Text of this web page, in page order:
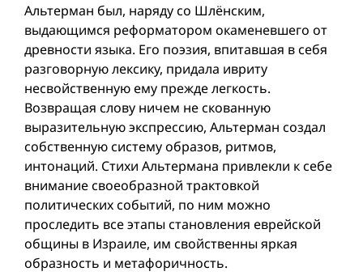
Альтерман был, наряду со Шлёнским,
выдающимся реформатором окаменевшего от
древности языка. Его поэзия, впитавшая в себя
разговорную лексику, придала ивриту
несвойственную ему прежде легкость.
Возвращая слову ничем не скованную
выразительную экспрессию, Альтерман создал
собственную систему образов, ритмов,
интонаций. Стихи Альтермана привлекли к себе
внимание своеобразной трактовкой
политических событий, по ним можно
проследить все этапы становления еврейской
общины в Израиле, им свойственны яркая
образность и метафоричность.